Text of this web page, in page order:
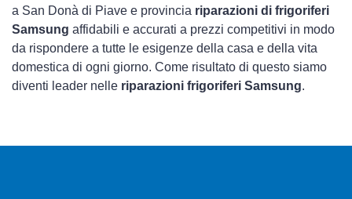
a San Donà di Piave e provincia riparazioni di frigoriferi
Samsung affidabili e accurati a prezzi competitivi in modo
da rispondere a tutte le esigenze della casa e della vita
domestica di ogni giorno. Come risultato di questo siamo
diventi leader nelle riparazioni frigoriferi Samsung.